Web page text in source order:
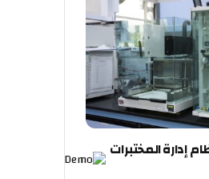
المختبرات